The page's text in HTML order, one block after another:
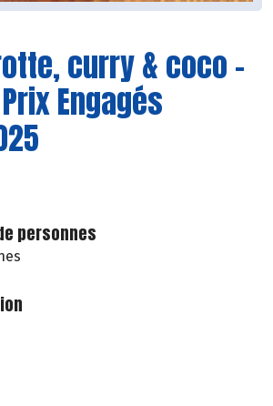
curry & coco -
Engagés
personnes